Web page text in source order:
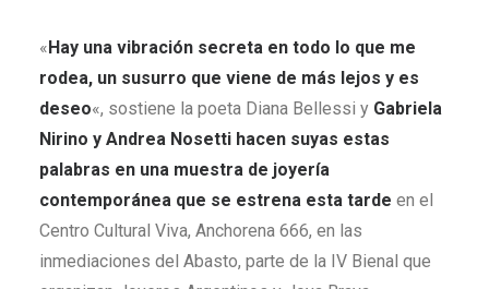
«Hay una vibración secreta en todo lo que me
rodea, un susurro que viene de más lejos y es
deseo«, sostiene la poeta Diana Bellessi y Gabriela
Nirino y Andrea Nosetti hacen suyas estas
palabras en una muestra de joyería
contemporánea que se estrena esta tarde en el
Centro Cultural Viva, Anchorena 666, en las
inmediaciones del Abasto, parte de la IV Bienal que